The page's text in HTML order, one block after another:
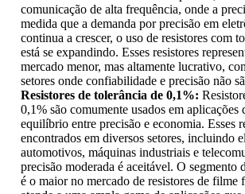
comunicação de alta frequência, onde a
medida que a demanda por precisão em
continua a crescer, o uso de resistores com
está se expandindo. Esses resistores
mercado menor, mas altamente lucrativo,
setores onde confiabilidade e precisão não
Resistores de tolerância de 0,1%:
0,1% são comumente usados ​​em aplicações
equilíbrio entre precisão e economia. Esses
encontrados em diversos setores, incluindo
automotivos, máquinas industriais e
precisão moderada é aceitável. O segmento
é o maior no mercado de resistores de filme